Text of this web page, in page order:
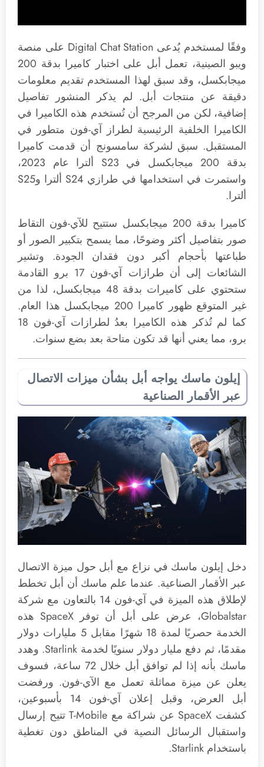
وفقًا لمستخدم يُدعى Digital Chat Station على منصة
ويبو الصينية، تعمل أبل على اختبار كاميرا بدقة 200
ميجابكسل، وقد سبق لهذا المستخدم تقديم معلومات
دقيقة عن منتجات أبل. لم يذكر المنشور تفاصيل
إضافية، لكن من المرجح أن تُستخدم هذه الكاميرا في
الكاميرا الخلفية الرئيسية لطراز آي-فون متطور في
المستقبل. سبق لشركة سامسونج أن قدمت كاميرا
بدقة 200 ميجابكسل في S23 ألترا عام 2023،
واستمرت في استخدامها في طرازي S24 ألترا وS25
ألترا.
كاميرا بدقة 200 ميجابكسل ستتيح للآي-فون التقاط
صور بتفاصيل أكثر وضوحًا، مما يسمح بتكبير الصور أو
طباعتها بأحجام أكبر دون فقدان الجودة. وتشير
الشائعات إلى أن طرازات آي-فون 17 برو القادمة
ستحتوي على كاميرات بدقة 48 ميجابكسل، لذا من
غير المتوقع ظهور كاميرا 200 ميجابكسل هذا العام.
كما لم تُذكر هذه الكاميرا بعدُ لطرازات آي-فون 18
برو، مما يعني أنها قد تكون متاحة بعد بضع سنوات.
إيلون ماسك يواجه أبل بشأن ميزات الاتصال
عبر الأقمار الصناعية
دخل إيلون ماسك في نزاع مع أبل حول ميزة الاتصال
عبر الأقمار الصناعية. عندما علم ماسك أن أبل تخطط
لإطلاق هذه الميزة في آي-فون 14 بالتعاون مع شركة
Globalstar، عرض على أبل أن توفر SpaceX هذه
الخدمة حصريًا لمدة 18 شهرًا مقابل 5 مليارات دولار
مقدمًا، ثم دفع مليار دولار سنويًا لخدمة Starlink. وهدد
ماسك بأنه إذا لم توافق أبل خلال 72 ساعة، فسوف
يعلن عن ميزة مماثلة تعمل مع الآي-فون. ورفضت
أبل العرض، وقبل إعلان آي-فون 14 بأسبوعين،
كشفت SpaceX عن شراكة مع T-Mobile تتيح إرسال
واستقبال الرسائل النصية في المناطق دون تغطية
باستخدام Starlink.